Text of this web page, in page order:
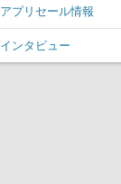
アプリセール情報
インタビュー